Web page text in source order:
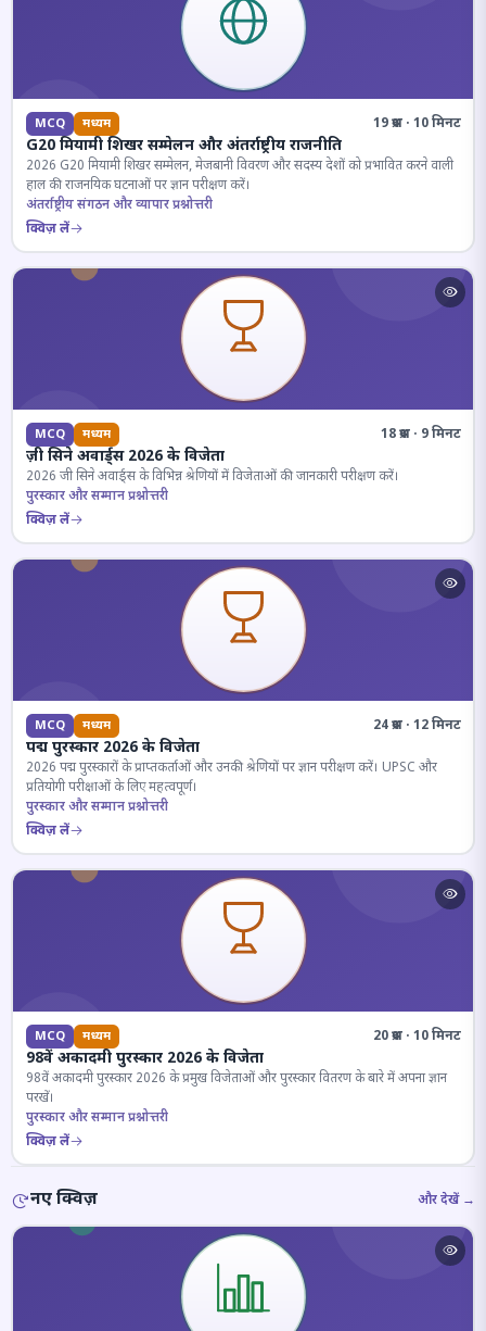
MCQ मध्यम 19 प्रश्न · 10 मिनट
G20 मियामी शिखर सम्मेलन और अंतर्राष्ट्रीय राजनीति
2026 G20 मियामी शिखर सम्मेलन, मेजबानी विवरण और सदस्य देशों को प्रभावित करने वाली
हाल की राजनयिक घटनाओं पर ज्ञान परीक्षण करें।
अंतर्राष्ट्रीय संगठन और व्यापार प्रश्नोत्तरी
क्विज़ लें
MCQ मध्यम 18 प्रश्न · 9 मिनट
ज़ी सिने अवार्ड्स 2026 के विजेता
2026 जी सिने अवार्ड्स के विभिन्न श्रेणियों में विजेताओं की जानकारी परीक्षण करें।
पुरस्कार और सम्मान प्रश्नोत्तरी
क्विज़ लें
MCQ मध्यम 24 प्रश्न · 12 मिनट
पद्म पुरस्कार 2026 के विजेता
2026 पद्म पुरस्कारों के प्राप्तकर्ताओं और उनकी श्रेणियों पर ज्ञान परीक्षण करें। UPSC और
प्रतियोगी परीक्षाओं के लिए महत्वपूर्ण।
पुरस्कार और सम्मान प्रश्नोत्तरी
क्विज़ लें
MCQ मध्यम 20 प्रश्न · 10 मिनट
98वें अकादमी पुरस्कार 2026 के विजेता
98वें अकादमी पुरस्कार 2026 के प्रमुख विजेताओं और पुरस्कार वितरण के बारे में अपना ज्ञान
परखें।
पुरस्कार और सम्मान प्रश्नोत्तरी
क्विज़ लें
नए क्विज़ और देखें →